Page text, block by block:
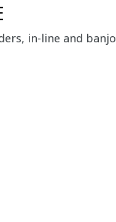
in-line and banjo